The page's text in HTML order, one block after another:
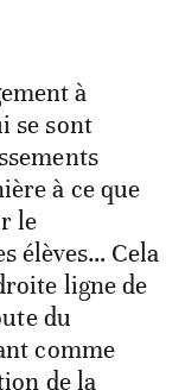
à
se sont
à ce que
le
élèves… Cela
ligne de
du
comme
de la